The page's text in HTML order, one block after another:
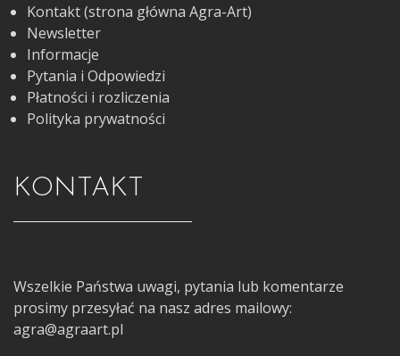
Kontakt (strona główna Agra-Art)
Newsletter
Informacje
Pytania i Odpowiedzi
Płatności i rozliczenia
Polityka prywatności
KONTAKT
Wszelkie Państwa uwagi, pytania lub komentarze
prosimy przesyłać na nasz adres mailowy:
agra@agraart.pl